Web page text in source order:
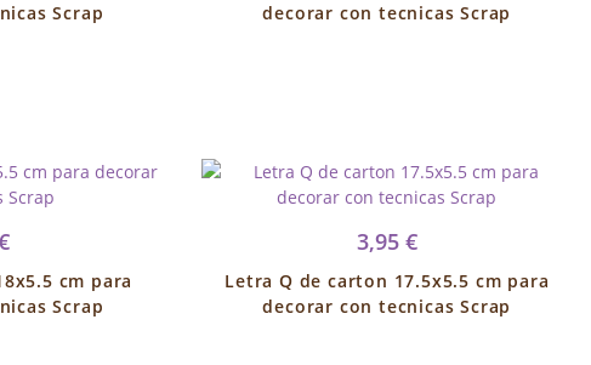
Scrap
decorar con tecnicas Scrap
cm para
Scrap
3,95 €
Letra Q de carton 17.5x5.5 cm para
decorar con tecnicas Scrap